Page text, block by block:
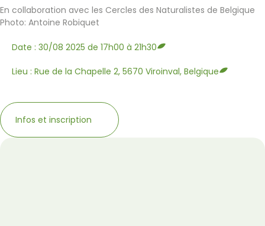
En collaboration avec les Cercles des Naturalistes de Belgique
Photo: Antoine Robiquet
Date : 30/08 2025 de 17h00 à 21h30
Lieu : Rue de la Chapelle 2, 5670 Viroinval, Belgique
Infos et inscription